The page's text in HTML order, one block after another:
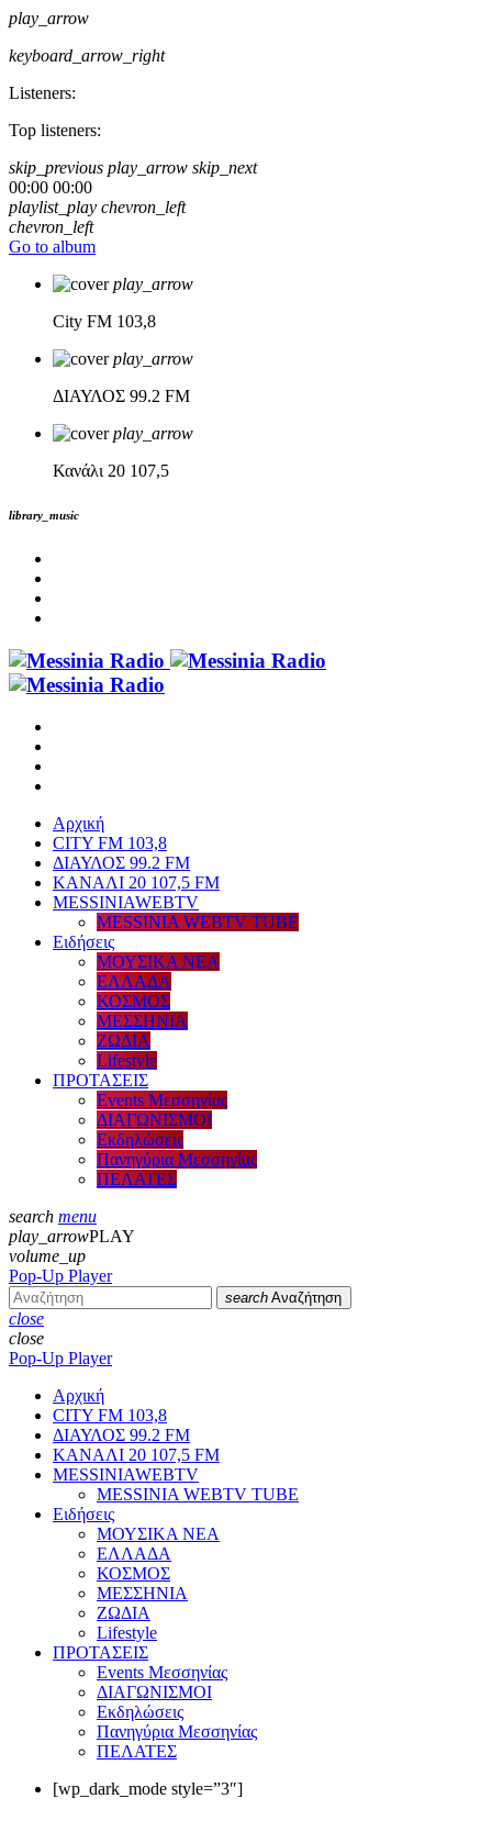
play_arrow
keyboard_arrow_right
Listeners:
Top listeners:
skip_previous play_arrow skip_next
00:00 00:00
playlist_play chevron_left
chevron_left
Go to album
play_arrow
City FM 103,8
play_arrow
ΔΙΑΥΛΟΣ 99.2 FM
play_arrow
Κανάλι 20 107,5
library_music
Αρχική
CITY FM 103,8
ΔΙΑΥΛΟΣ 99.2 FM
ΚΑΝΑΛΙ 20 107,5 FM
MESSINIAWEBTV
MESSINIA WEBTV TUBE
Eιδήσεις
ΜΟΥΣΙΚΑ ΝΕΑ
ΕΛΛΑΔΑ
ΚΟΣΜΟΣ
ΜΕΣΣΗΝΙΑ
ΖΩΔΙΑ
Lifestyle
ΠΡΟΤΑΣΕΙΣ
Events Μεσσηνίας
ΔΙΑΓΩΝΙΣΜΟΙ
Εκδηλώσεις
Πανηγύρια Μεσσηνίας
ΠΕΛΑΤΕΣ
search menu
play_arrowPLAY
volume_up
Pop-Up Player
search Αναζήτηση
close
close
Pop-Up Player
Αρχική
CITY FM 103,8
ΔΙΑΥΛΟΣ 99.2 FM
ΚΑΝΑΛΙ 20 107,5 FM
MESSINIAWEBTV
MESSINIA WEBTV TUBE
Eιδήσεις
ΜΟΥΣΙΚΑ ΝΕΑ
ΕΛΛΑΔΑ
ΚΟΣΜΟΣ
ΜΕΣΣΗΝΙΑ
ΖΩΔΙΑ
Lifestyle
ΠΡΟΤΑΣΕΙΣ
Events Μεσσηνίας
ΔΙΑΓΩΝΙΣΜΟΙ
Εκδηλώσεις
Πανηγύρια Μεσσηνίας
ΠΕΛΑΤΕΣ
[wp_dark_mode style=”3″]